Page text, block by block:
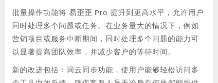
批量操作功能将 易歪歪 Pro 提升到更高水平，允许用户
同时处理多个问题或任务。在业务量大的情况下，例如
营销项目或服务中断期间，同时处理多个问题的能力可
以显著提高团队效率，并减少客户的等待时间。
新的改进包括：词云同步功能，使用户能够轻松访问多